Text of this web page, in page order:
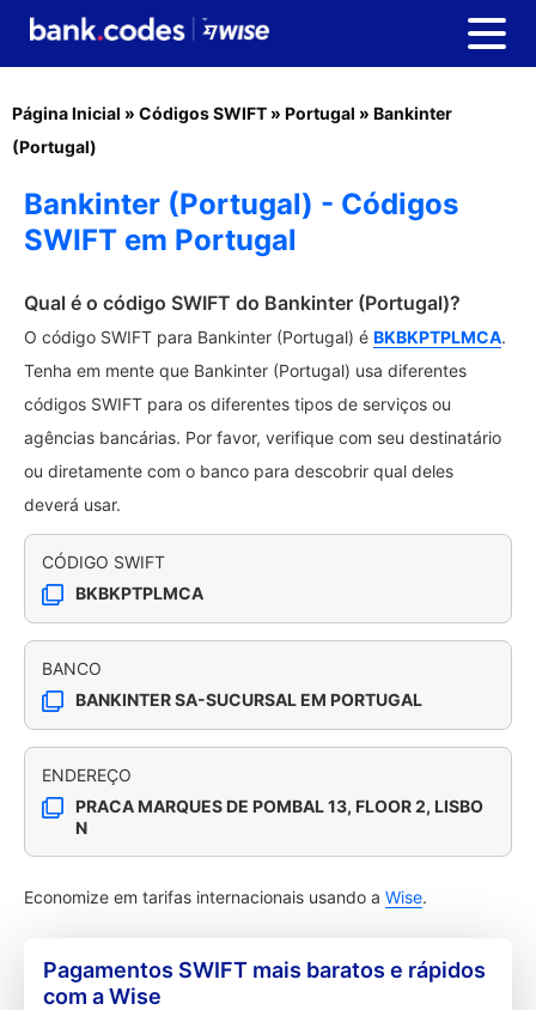
Página Inicial » Códigos SWIFT » Portugal » Bankinter
(Portugal)
Bankinter (Portugal) - Códigos
SWIFT em Portugal
Qual é o código SWIFT do Bankinter (Portugal)?
O código SWIFT para Bankinter (Portugal) é BKBKPTPLMCA.
Tenha em mente que Bankinter (Portugal) usa diferentes
códigos SWIFT para os diferentes tipos de serviços ou
agências bancárias. Por favor, verifique com seu destinatário
ou diretamente com o banco para descobrir qual deles
deverá usar.
CÓDIGO SWIFT
BKBKPTPLMCA
BANCO
BANKINTER SA-SUCURSAL EM PORTUGAL
ENDEREÇO
PRACA MARQUES DE POMBAL 13, FLOOR 2, LISBO
N
Economize em tarifas internacionais usando a Wise.
Pagamentos SWIFT mais baratos e rápidos
com a Wise